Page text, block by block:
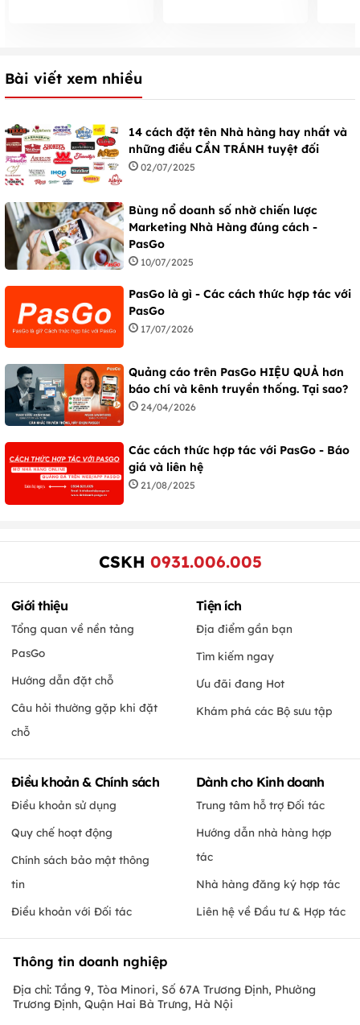
Bài viết xem nhiều
14 cách đặt tên Nhà hàng hay nhất và
những điều CẦN TRÁNH tuyệt đối
02/07/2025
Bùng nổ doanh số nhờ chiến lược
Marketing Nhà Hàng đúng cách -
PasGo
10/07/2025
PasGo là gì - Các cách thức hợp tác với
PasGo
17/07/2026
Quảng cáo trên PasGo HIỆU QUẢ hơn
báo chí và kênh truyền thống. Tại sao?
24/04/2026
Các cách thức hợp tác với PasGo - Báo
giá và liên hệ
21/08/2025
CSKH 0931.006.005
Giới thiệu
Tổng quan về nền tảng
PasGo
Hướng dẫn đặt chỗ
Câu hỏi thường gặp khi đặt
chỗ
Tiện ích
Địa điểm gần bạn
Tìm kiếm ngay
Ưu đãi đang Hot
Khám phá các Bộ sưu tập
Điều khoản & Chính sách
Điều khoản sử dụng
Quy chế hoạt động
Chính sách bảo mật thông
tin
Điều khoản với Đối tác
Dành cho Kinh doanh
Trung tâm hỗ trợ Đối tác
Hướng dẫn nhà hàng hợp
tác
Nhà hàng đăng ký hợp tác
Liên hệ về Đầu tư & Hợp tác
Thông tin doanh nghiệp
Địa chỉ: Tầng 9, Tòa Minori, Số 67A Trương Định, Phường
Trương Định, Quận Hai Bà Trưng, Hà Nội